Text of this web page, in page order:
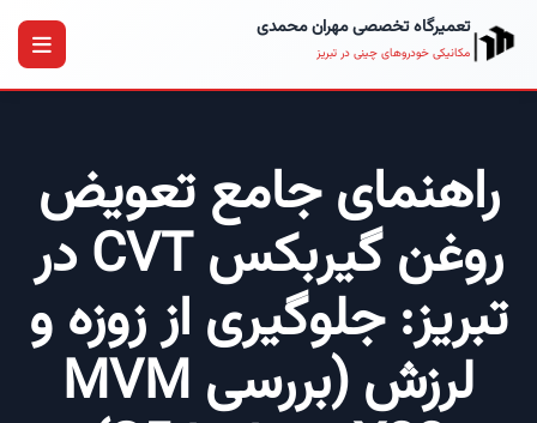
تعمیرگاه تخصصی مهران محمدی
مکانیکی خودروهای چینی در تبریز
راهنمای جامع تعویض
روغن گیربکس CVT در
تبریز: جلوگیری از زوزه و
لرزش (بررسی MVM